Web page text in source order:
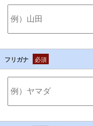
フリガナ 必須